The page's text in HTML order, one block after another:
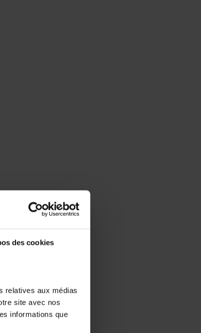
des cookies
relatives aux médias
site avec nos
informations que